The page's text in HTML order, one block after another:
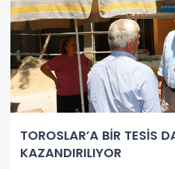
TOROSLAR’A BİR TESİS
KAZANDIRILIYOR